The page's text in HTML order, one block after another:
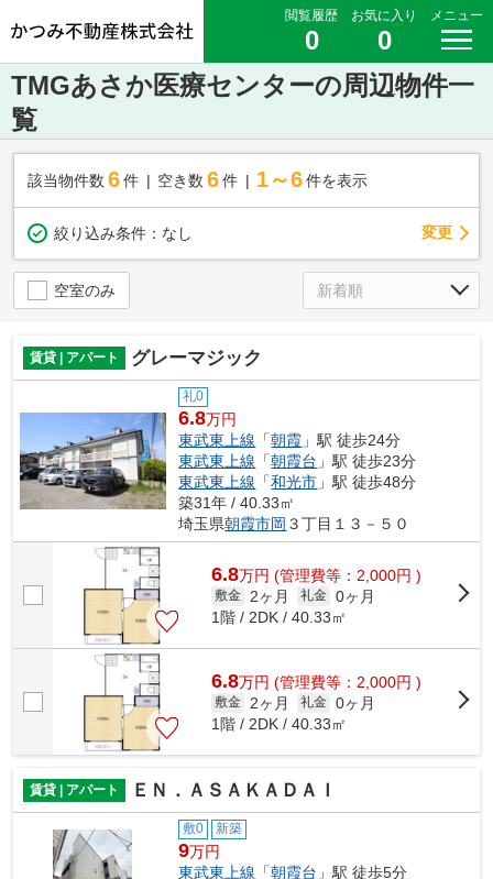
閲覧履歴
0
お気に入り
0
メニュー
TMGあさか医療センターの周辺物件一
覧
該当物件数 6件 空き数 6 件 1～6 件を表示
絞り込み条件： なし 変更
空室のみ
賃貸 | アパート グレーマジック
礼0
6.8万円
東武東上線 「朝霞 」駅 徒歩24分
東武東上線 「朝霞台 」駅 徒歩23分
東武東上線 「和光市 」駅 徒歩48分
築31年 / 40.33㎡
埼玉県朝霞市岡 ３丁目１３－５０
6.8万円 (管理費等：2,000円 )
敷金 2ヶ月 礼金 0ヶ月
1階 / 2DK / 40.33㎡
6.8万円 (管理費等：2,000円 )
敷金 2ヶ月 礼金 0ヶ月
1階 / 2DK / 40.33㎡
賃貸 | アパート ＥＮ．ＡＳＡＫＡＤＡＩ
敷0 新築
9万円
東武東上線 「朝霞台 」駅 徒歩5分